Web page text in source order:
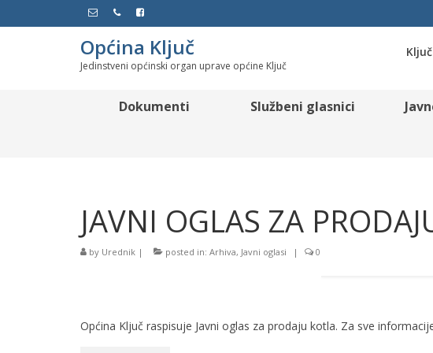
Općina Ključ
Jedinstveni općinski organ uprave općine Ključ
Ključ
Dokumenti Službeni glasnici
JAVNI OGLAS ZA
by Urednik | posted in: Arhiva, Javni oglasi | 0
Općina Ključ raspisuje Javni oglas za prodaju kotla. Za sve